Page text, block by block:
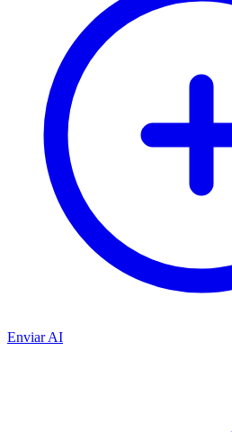
Enviar AI